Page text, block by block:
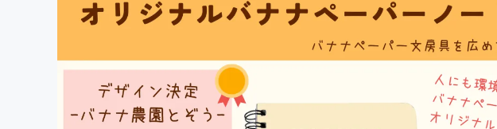
アート・写真 音楽
ゲーム・サービス開発
映像・映画 書籍・雑誌出版